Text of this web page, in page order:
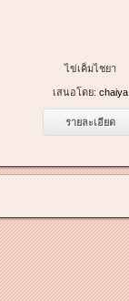
ไข่เค็มไชยา
เสนอโดย: chaiya
รายละเอียด